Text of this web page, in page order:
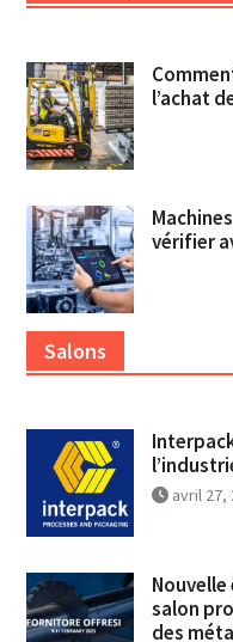
l’achat
vérifier
Salons
avril 27,
salon
des